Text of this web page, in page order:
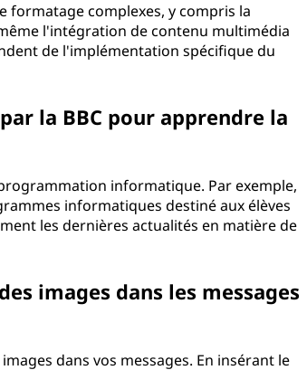
formatage complexes, y compris la
l'intégration de contenu multimédia
de l'implémentation spécifique du
la BBC pour apprendre la
informatique. Par exemple,
informatiques destiné aux élèves
les dernières actualités en matière de
images dans les messages
dans vos messages. En insérant le